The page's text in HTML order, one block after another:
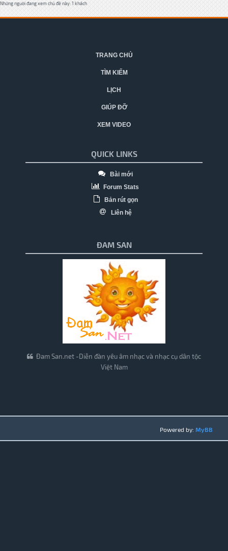
Những người đang xem chủ đề này: 1 khách
TRANG CHỦ
TÌM KIẾM
LỊCH
GIÚP ĐỠ
XEM VIDEO
QUICK LINKS
Bài mới
Forum Stats
Bản rút gọn
Liên hệ
ĐAM SAN
Đam San.net -Diễn đàn yêu âm nhạc và nhạc cụ dân tộc
Việt Nam
Powered by: MyBB